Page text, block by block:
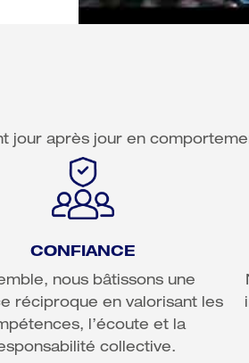
jour après jour en
CONFIANCE
réciproque en valorisant les
l’écoute et la
collective.